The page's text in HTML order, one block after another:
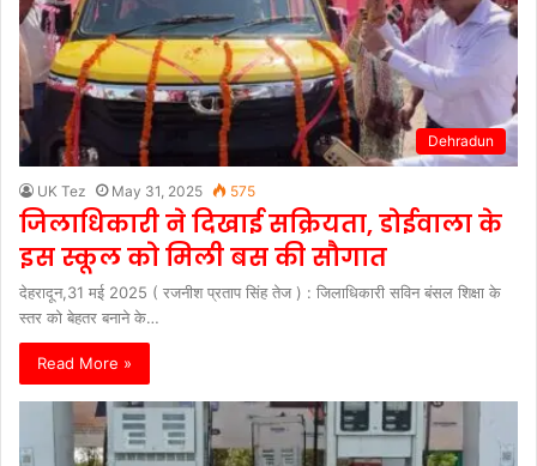
Dehradun
UK Tez May 31, 2025 575
जिलाधिकारी ने दिखाई सक्रियता, डोईवाला के
इस स्कूल को मिली बस की सौगात
देहरादून,31 मई 2025 ( रजनीश प्रताप सिंह तेज ) : जिलाधिकारी सविन बंसल शिक्षा के
स्तर को बेहतर बनाने के…
Read More »